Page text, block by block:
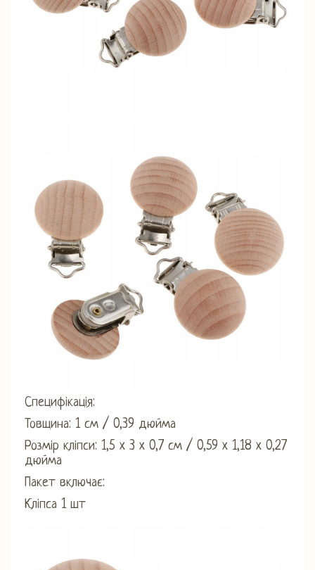
Специфікація:
Товщина: 1 см / 0,39 дюйма
Розмір кліпси: 1,5 x 3 x 0,7 см / 0,59 x 1,18 x 0,27
дюйма
Пакет включає:
Кліпса 1 шт